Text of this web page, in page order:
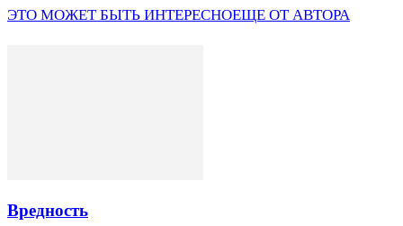
ЭТО МОЖЕТ БЫТЬ ИНТЕРЕСНОЕЩЕ ОТ АВТОРА
Вредность